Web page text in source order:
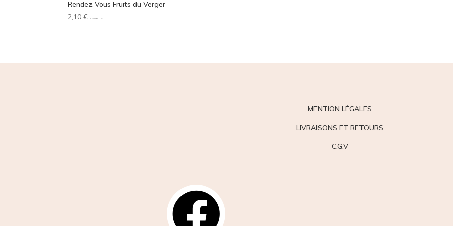
Rendez Vous Fruits du Verger
2,10€ TVA INCLUS
MENTION LÉGALES
LIVRAISONS ET RETOURS
C.G.V
